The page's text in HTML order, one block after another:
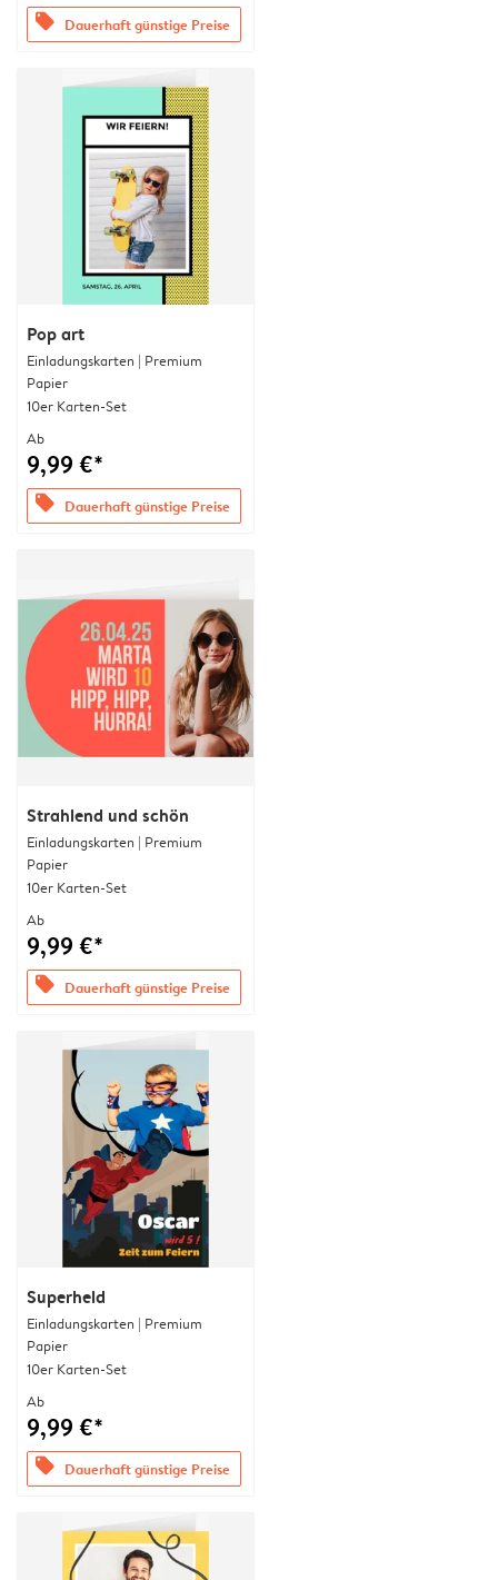
offers Dauerhaft günstige Preise
Pop art
Einladungskarten | Premium
Papier
10er Karten-Set
Ab
9,99 €*
offers Dauerhaft günstige Preise
Strahlend und schön
Einladungskarten | Premium
Papier
10er Karten-Set
Ab
9,99 €*
offers Dauerhaft günstige Preise
Superheld
Einladungskarten | Premium
Papier
10er Karten-Set
Ab
9,99 €*
offers Dauerhaft günstige Preise